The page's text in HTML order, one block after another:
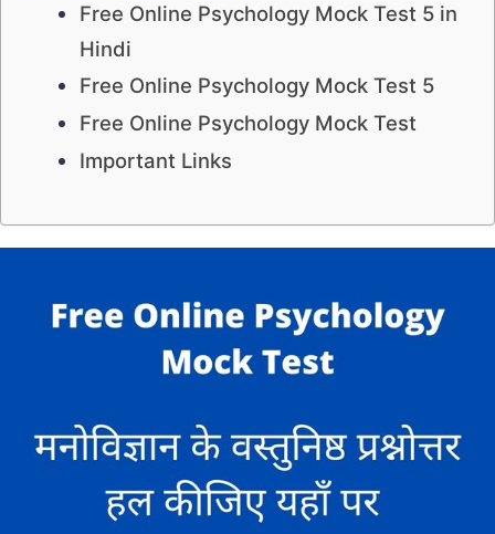
Free Online Psychology Mock Test 5 in
Hindi
Free Online Psychology Mock Test 5
Free Online Psychology Mock Test
Important Links